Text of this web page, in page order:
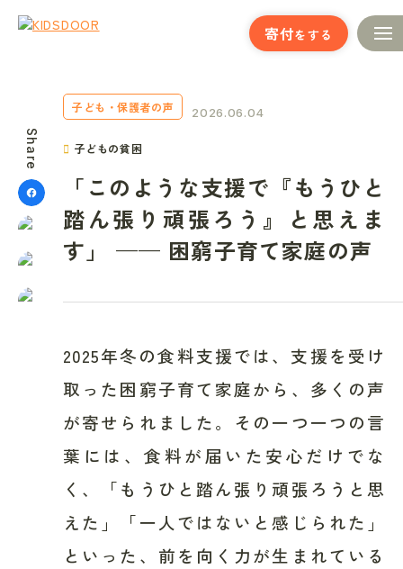
寄付をする
Share
子ども・保護者の声 2026.06.04
子どもの貧困
「このような支援で『もうひと
踏ん張り頑張ろう』と思えま
す」 —— 困窮子育て家庭の声
2025年冬の食料支援では、支援を受け
取った困窮子育て家庭から、多くの声
が寄せられました。その一つ一つの言
葉には、食料が届いた安心だけでな
く、「もうひと踏ん張り頑張ろうと思
えた」「一人ではないと感じられた」
といった、前を向く力が生まれている